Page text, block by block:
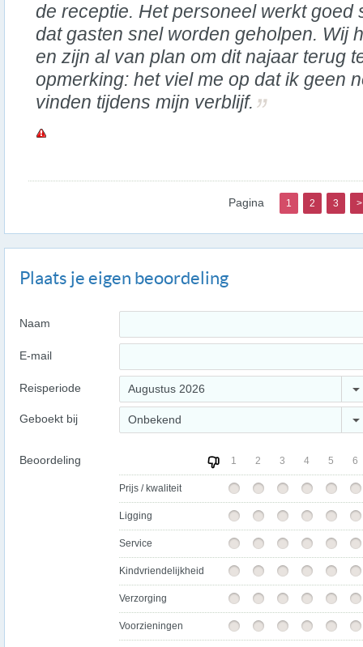
de receptie. Het personeel werkt goed
dat gasten snel worden geholpen. Wij
en zijn al van plan om dit najaar terug
opmerking: het viel me op dat ik geen
vinden tijdens mijn verblijf.
Pagina 1 2 3 >
Plaats je eigen beoordeling
Naam
E-mail
Reisperiode Augustus 2026
Geboekt bij Onbekend
Beoordeling 1 2 3 4 5 6
Prijs / kwaliteit
Ligging
Service
Kindvriendelijkheid
Verzorging
Voorzieningen